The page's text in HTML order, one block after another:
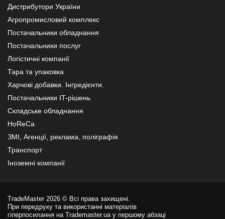
Дистрибутори України
Агропромисловий комплекс
Постачальники обладнання
Постачальники послуг
Логістичні компанії
Тара та упаковка
Харчові добавки. Інгредієнти.
Постачальники IT-рішень
Складське обладнання
HoReCa
ЗМІ, Агенції, реклама, поліграфія
Транспорт
Іноземні компанії
TradeMaster 2026 © Всі права захищені.
При передруку та використанні матеріалів
гіперпосилання на Trademaster.ua у першому абзаці